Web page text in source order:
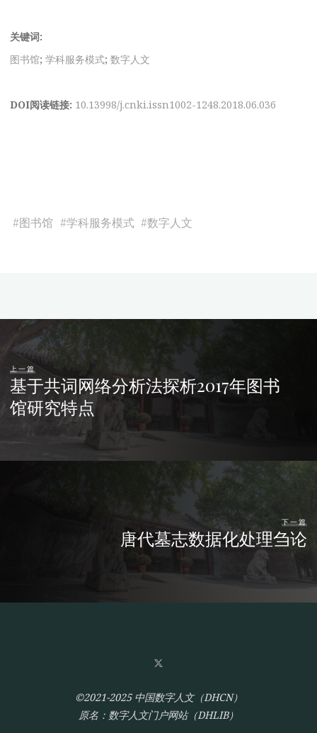
关键词:
图书馆;学科服务模式;数字人文
DOI阅读链接: 10.13998/j.cnki.issn1002-1248.2018.06.036
#图书馆 #学科服务模式 #数字人文
上一篇
基于共词网络分析法探析2017年图书
馆研究特点
下一篇
唐代墓志数据化处理刍论
©2021-2025 中国数字人文（DHCN）
原名：数字人文门户网站（DHLIB）